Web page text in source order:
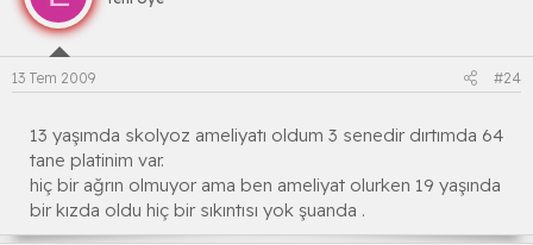
13 Tem 2009 #24
13 yaşımda skolyoz ameliyatı oldum 3 senedir dırtımda 64
tane platinim var.
hiç bir ağrın olmuyor ama ben ameliyat olurken 19 yaşında
bir kızda oldu hiç bir sıkıntısı yok şuanda .